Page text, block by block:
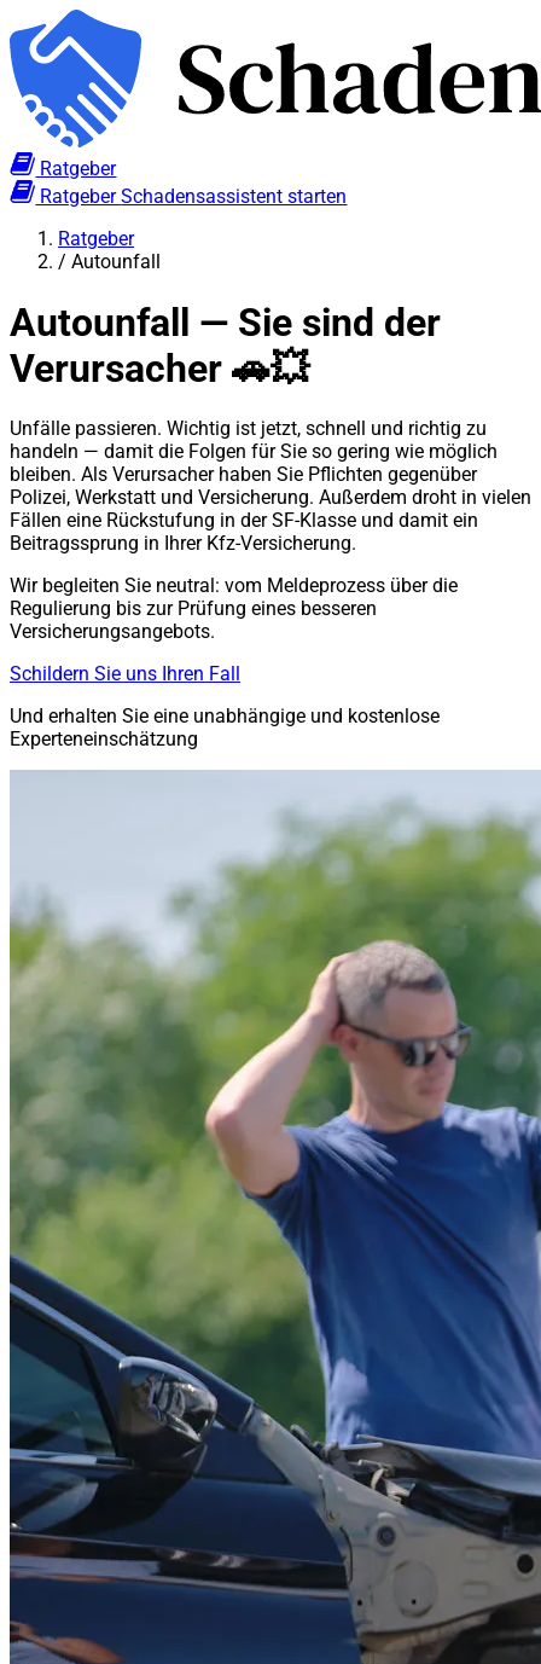
Ratgeber
RatgeberSchadensassistent starten
Ratgeber
/ Autounfall
Autounfall — Sie sind der
Verursacher 🚗💥
Unfälle passieren. Wichtig ist jetzt, schnell und richtig zu
handeln — damit die Folgen für Sie so gering wie möglich
bleiben. Als Verursacher haben Sie Pflichten gegenüber
Polizei, Werkstatt und Versicherung. Außerdem droht in vielen
Fällen eine Rückstufung in der SF-Klasse und damit ein
Beitragssprung in Ihrer Kfz-Versicherung.
Wir begleiten Sie neutral: vom Meldeprozess über die
Regulierung bis zur Prüfung eines besseren
Versicherungsangebots.
Schildern Sie uns Ihren Fall
Und erhalten Sie eine unabhängige und kostenlose
Experteneinschätzung